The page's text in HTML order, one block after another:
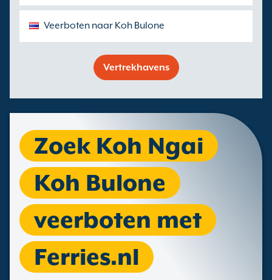
Veerboten naar Koh Bulone
Vertrekhavens
Zoek Koh Ngai
Koh Bulone
veerboten met
Ferries.nl